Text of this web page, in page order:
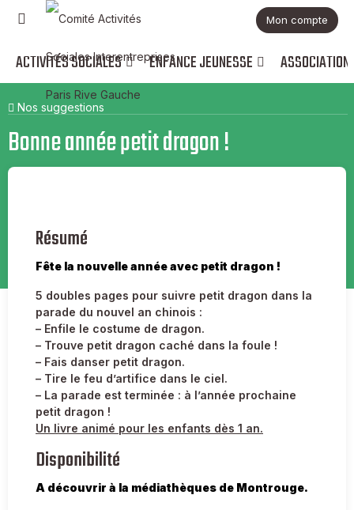
Mon compte
ACTIVITÉS SOCIALES ENFANCE JEUNESSE
Nos suggestions
Bonne année petit dragon !
Résumé
Fête la nouvelle année avec petit dragon !
5 doubles pages pour suivre petit dragon dans la
parade du nouvel an chinois :
– Enfile le costume de dragon.
– Trouve petit dragon caché dans la foule !
– Fais danser petit dragon.
– Tire le feu d’artifice dans le ciel.
– La parade est terminée : à l’année prochaine
petit dragon !
Un livre animé pour les enfants dès 1 an.
Disponibilité
A découvrir à la médiathèques de Montrouge.